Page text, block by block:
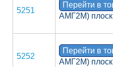
5251
Перейти в
АМГ2М)
5252
Перейти в
АМГ2М)